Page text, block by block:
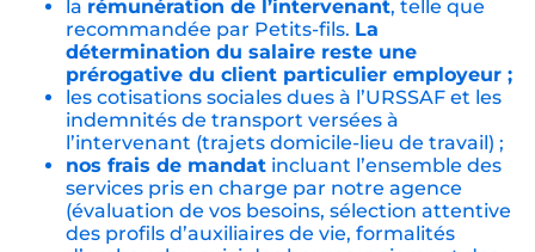
la rémunération de l’intervenant, telle que
recommandée par Petits-fils. La
détermination du salaire reste une
prérogative du client particulier employeur ;
les cotisations sociales dues à l’URSSAF et les
indemnités de transport versées à
l’intervenant (trajets domicile-lieu de travail) ;
nos frais de mandat incluant l’ensemble des
services pris en charge par notre agence
(évaluation de vos besoins, sélection attentive
des profils d’auxiliaires de vie, formalités